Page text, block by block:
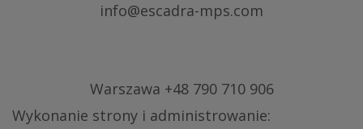
info@escadra-mps.com
Warszawa +48 790 710 906
Wykonanie strony i administrowanie: